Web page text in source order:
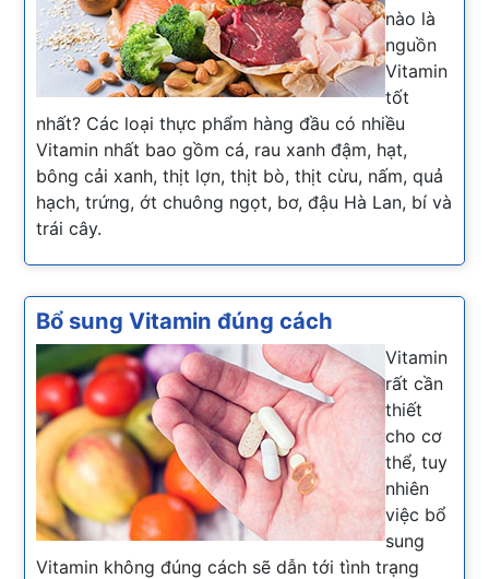
nào là
nguồn
Vitamin
tốt
nhất? Các loại thực phẩm hàng đầu có nhiều
Vitamin nhất bao gồm cá, rau xanh đậm, hạt,
bông cải xanh, thịt lợn, thịt bò, thịt cừu, nấm, quả
hạch, trứng, ớt chuông ngọt, bơ, đậu Hà Lan, bí và
trái cây.
Bổ sung Vitamin đúng cách
Vitamin
rất cần
thiết
cho cơ
thể, tuy
nhiên
việc bổ
sung
Vitamin không đúng cách sẽ dẫn tới tình trạng